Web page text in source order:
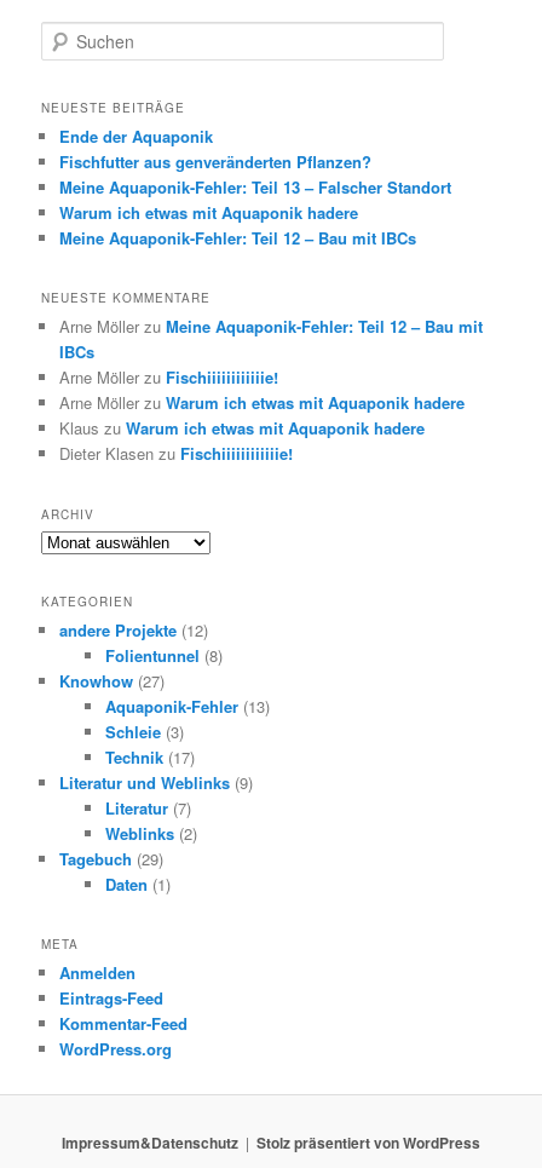
u
h
NEUESTE BEITRÄGE
Ende der Aquaponik
Fischfutter aus genveränderten Pflanzen?
Meine Aquaponik-Fehler: Teil 13 – Falscher Standort
Warum ich etwas mit Aquaponik hadere
Meine Aquaponik-Fehler: Teil 12 – Bau mit IBCs
NEUESTE KOMMENTARE
Arne Möller zuMeine Aquaponik-Fehler: Teil 12 – Bau mit
IBCs
Arne Möller zu Fischiiiiiiiiiiiie!
Arne Möller zuWarum ich etwas mit Aquaponik hadere
Klaus zuWarum ich etwas mit Aquaponik hadere
Dieter Klasen zu Fischiiiiiiiiiiiie!
ARCHIV
Archiv
KATEGORIEN
andere Projekte (12)
Folientunnel (8)
Knowhow (27)
Aquaponik-Fehler(13)
Schleie(3)
Technik(17)
Literatur und Weblinks (9)
Literatur(7)
Weblinks(2)
Tagebuch (29)
Daten (1)
META
Anmelden
Eintrags-Feed
Kommentar-Feed
WordPress.org
Impressum&Datenschutz Stolz präsentiert von WordPress